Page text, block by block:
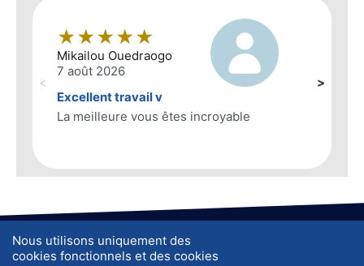
A propos de nous
Vie privée
CGU
Nous utilisons uniquement des
cookies fonctionnels et des cookies